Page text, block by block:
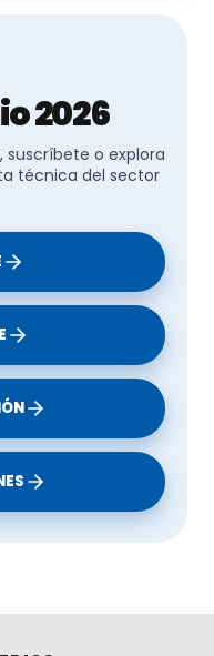
2026
o explora
técnica del sector